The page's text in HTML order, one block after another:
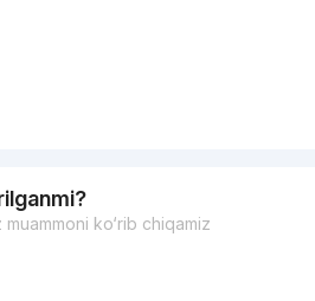
ko‘rib chiqamiz